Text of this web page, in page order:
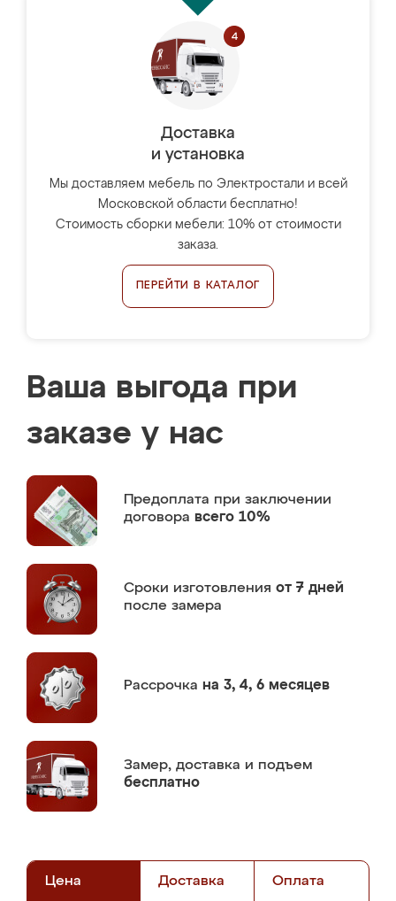
Доставка
и установка
Мы доставляем мебель по Электростали и всей
Московской области бесплатно!
Стоимость сборки мебели: 10% от стоимости
заказа.
ПЕРЕЙТИ В КАТАЛОГ
Ваша выгода при
заказе у нас
Предоплата при заключении
договора всего 10%
Сроки изготовления от 7 дней
после замера
Рассрочка на 3, 4, 6 месяцев
Замер, доставка и подъем
бесплатно
Цена Доставка Оплата